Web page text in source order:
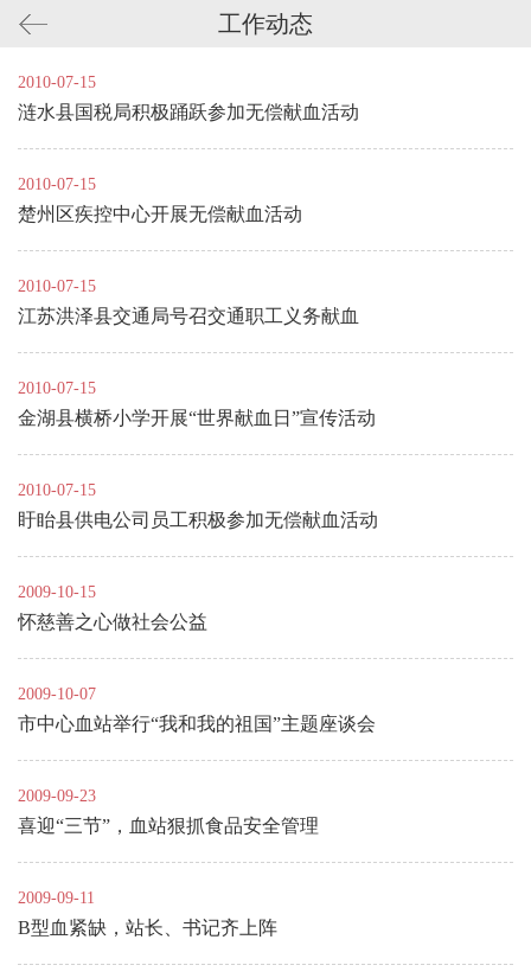
工作动态
2010-07-15
涟水县国税局积极踊跃参加无偿献血活动
2010-07-15
楚州区疾控中心开展无偿献血活动
2010-07-15
江苏洪泽县交通局号召交通职工义务献血
2010-07-15
金湖县横桥小学开展“世界献血日”宣传活动
2010-07-15
盱眙县供电公司员工积极参加无偿献血活动
2009-10-15
怀慈善之心做社会公益
2009-10-07
市中心血站举行“我和我的祖国”主题座谈会
2009-09-23
喜迎“三节”，血站狠抓食品安全管理
2009-09-11
B型血紧缺，站长、书记齐上阵